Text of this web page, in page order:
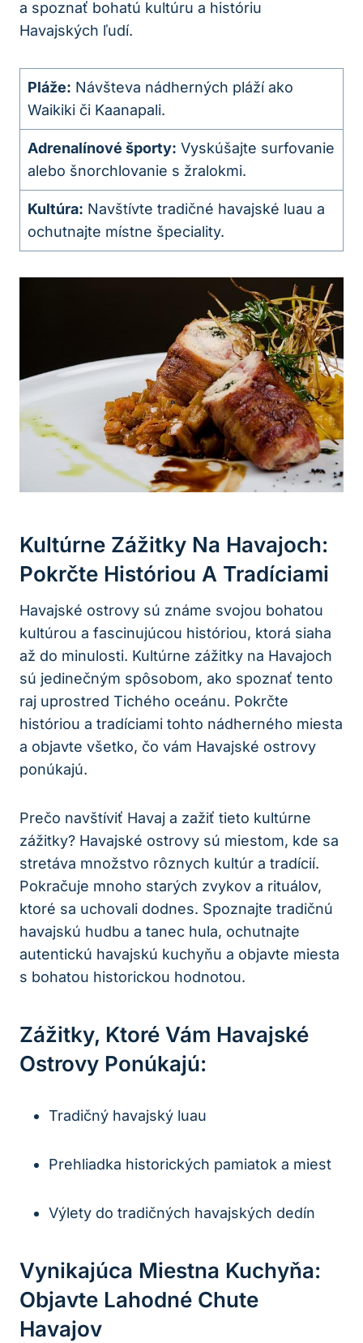
a spoznať bohatú kultúru a históriu
Havajských ľudí.
Pláže: Návšteva nádherných pláží ako
Waikiki či Kaanapali.
Adrenalínové športy: Vyskúšajte surfovanie
alebo šnorchlovanie s žralokmi.
Kultúra: Navštívte tradičné havajské luau a
ochutnajte místne špeciality.
Kultúrne Zážitky Na Havajoch:
Pokrčte Históriou A Tradíciami
Havajské ostrovy sú známe svojou bohatou
kultúrou a fascinujúcou históriou, ktorá siaha
až do minulosti. Kultúrne zážitky na Havajoch
sú jedinečným spôsobom, ako spoznať tento
raj uprostred Tichého oceánu. Pokrčte
históriou a tradíciami tohto nádherného miesta
a objavte všetko, čo vám Havajské ostrovy
ponúkajú.
Prečo navštíviť Havaj a zažiť tieto kultúrne
zážitky? Havajské ostrovy sú miestom, kde sa
stretáva množstvo rôznych kultúr a tradícií.
Pokračuje mnoho starých zvykov a rituálov,
ktoré sa uchovali dodnes. Spoznajte tradičnú
havajskú hudbu a tanec hula, ochutnajte
autentickú havajskú kuchyňu a objavte miesta
s bohatou historickou hodnotou.
Zážitky, Ktoré Vám Havajské
Ostrovy Ponúkajú:
Tradičný havajský luau
Prehliadka historických pamiatok a miest
Výlety do tradičných havajských dedín
Vynikajúca Miestna Kuchyňa:
Objavte Lahodné Chute
Havajov